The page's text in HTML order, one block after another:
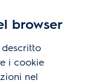
browser
i cookie
nel